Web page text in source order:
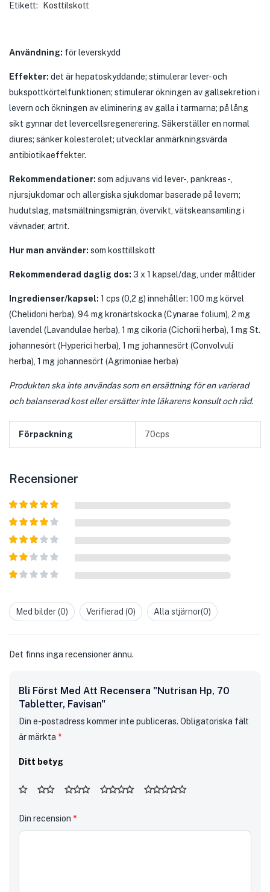
Etikett:
Kosttilskott
Användning: för leverskydd
Effekter: det är hepatoskyddande; stimulerar lever- och
bukspottkörtelfunktionen; stimulerar ökningen av gallsekretion i
levern och ökningen av eliminering av galla i tarmarna; på lång
sikt gynnar det levercellsregenerering. Säkerställer en normal
diures; sänker kolesterolet; utvecklar anmärkningsvärda
antibiotikaeffekter.
Rekommendationer: som adjuvans vid lever-, pankreas-,
njursjukdomar och allergiska sjukdomar baserade på levern;
hudutslag, matsmältningsmigrän, övervikt, vätskeansamling i
vävnader, artrit.
Hur man använder: som kosttillskott
Rekommenderad daglig dos: 3 x 1 kapsel/dag, under måltider
Ingredienser/kapsel: 1 cps (0,2 g) innehåller: 100 mg körvel
(Chelidoni herba), 94 mg kronärtskocka (Cynarae folium), 2 mg
lavendel (Lavandulae herba), 1 mg cikoria (Cichorii herba), 1 mg St.
johannesört (Hyperici herba), 1 mg johannesört (Convolvuli
herba), 1 mg johannesört (Agrimoniae herba)
Produkten ska inte användas som en ersättning för en varierad
och balanserad kost eller ersätter inte läkarens konsult och råd.
Förpackning 70cps
Recensioner
Betygsatt5
Betygsatt
4av 5
Betygsatt
3av 5
Betygsatt
2av
av
5
Med bilder (0) Verifierad (0) Alla stjärnor(0)
Det finns inga recensioner ännu.
Bli Först Med Att Recensera "Nutrisan Hp, 70
Tabletter, Favisan"
Din e-postadress kommer inte publiceras. Obligatoriska fält
är märkta *
Ditt betyg
Din recension *